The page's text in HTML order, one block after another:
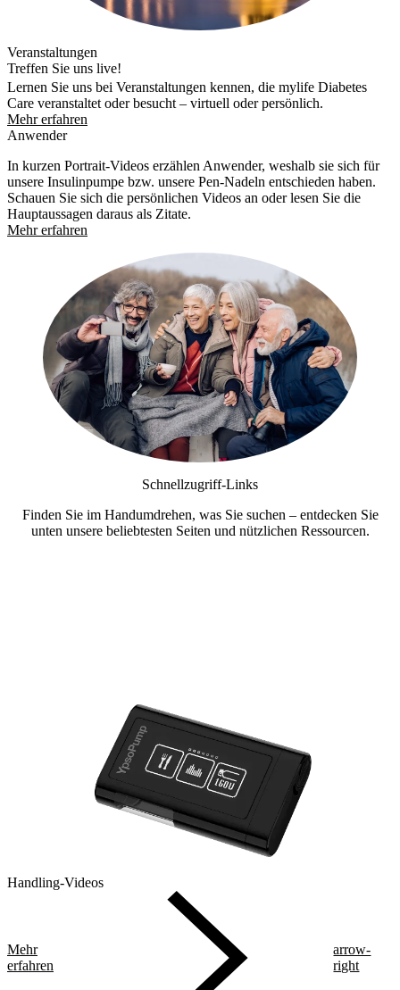
Veranstaltungen
Treffen Sie uns live!
Lernen Sie uns bei Veranstaltungen kennen, die mylife Diabetes
Care veranstaltet oder besucht – virtuell oder persönlich.
Mehr erfahren
Anwender
In kurzen Portrait-Videos erzählen Anwender, weshalb sie sich für
unsere Insulinpumpe bzw. unsere Pen-Nadeln entschieden haben.
Schauen Sie sich die persönlichen Videos an oder lesen Sie die
Hauptaussagen daraus als Zitate.
Mehr erfahren
Schnellzugriff-Links
Finden Sie im Handumdrehen, was Sie suchen – entdecken Sie
unten unsere beliebtesten Seiten und nützlichen Ressourcen.
Handling-Videos
Mehr
erfahren
arrow-
right